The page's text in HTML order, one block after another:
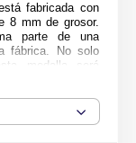
fabricada con
8 mm de grosor.
parte de una
fábrica. No solo
medalla será
impresionante y
de hasta 9 cm.